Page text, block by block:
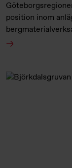
position inom